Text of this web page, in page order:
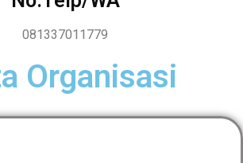
081337011779
Organisasi